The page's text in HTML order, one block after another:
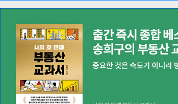
schweben und andere